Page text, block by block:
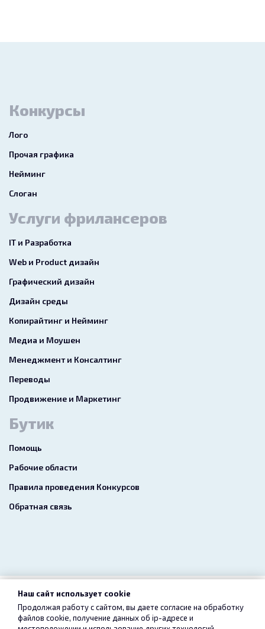
Конкурсы
Лого
Прочая графика
Нейминг
Слоган
Услуги фрилансеров
IT и Разработка
Web и Product дизайн
Графический дизайн
Дизайн среды
Копирайтинг и Нейминг
Медиа и Моушен
Менеджмент и Консалтинг
Переводы
Продвижение и Маркетинг
Бутик
Помощь
Рабочие области
Правила проведения Конкурсов
Обратная связь
2026 freelance.boutique
Пользовательское соглашение Конфиденциальность
Наш сайт использует cookie
Продолжая работу с сайтом, вы даете согласие на обработку
файлов cookie, получение данных об ip-адресе и